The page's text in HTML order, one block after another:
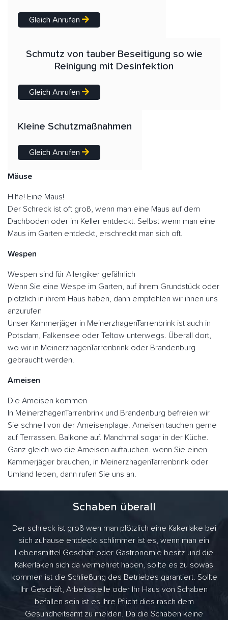
Gleich Anrufen
Schmutz von tauber Beseitigung so wie
Reinigung mit Desinfektion
Gleich Anrufen
Kleine Schutzmaßnahmen
Gleich Anrufen
Mäuse
Hilfe! Eine Maus!
Der Schreck ist oft groß, wenn man eine Maus auf dem
Dachboden oder im Keller entdeckt. Selbst wenn man eine
Maus im Garten entdeckt, erschreckt man sich oft.
Wespen
Wespen sind für Allergiker gefährlich
Wenn Sie eine Wespe im Garten, auf ihrem Grundstück oder
plötzlich in ihrem Haus haben, dann empfehlen wir ihnen uns
anzurufen
Unser Kammerjäger in MeinerzhagenTarrenbrink ist auch in
Potsdam, Falkensee oder Teltow unterwegs. Überall dort,
wo wir in MeinerzhagenTarrenbrink oder Brandenburg
gebraucht werden.
Ameisen
Die Ameisen kommen
In MeinerzhagenTarrenbrink und Brandenburg befreien wir
Sie schnell von der Ameisenplage. Ameisen tauchen gerne
auf Terrassen. Balkone auf. Manchmal sogar in der Küche.
Ganz gleich wo die Ameisen auftauchen. wenn Sie einen
Kammerjäger brauchen, in MeinerzhagenTarrenbrink oder
Umland leben, dann rufen Sie uns an.
Schaben überall
Der schreck ist groß wen man plötzlich eine Kakerlake bei
sich zuhause entdeckt schlimmer ist es, wenn man ein
Lebensmittel Geschäft oder Gastronomie besitz und die
Kakerlaken sich da vermehret haben, sollte es zu sowas
kommen ist die Schließung des Betriebes garantiert. Sollte
Ihr Geschäft, Arbeitsstelle oder Ihr Haus von Schaben
befallen sein ist es Ihre Pflicht dies rasch dem
Gesundheitsamt zu melden. Da die Schaben keine